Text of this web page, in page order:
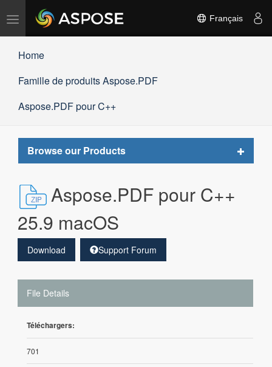
Basculer
Français
Home
Famille de produits Aspose.PDF
Aspose.PDF pour C++
Browse our Products
Toggle
Aspose.PDF pour C++
25.9 macOS
Download Support Forum
File Details
Téléchargers:
701